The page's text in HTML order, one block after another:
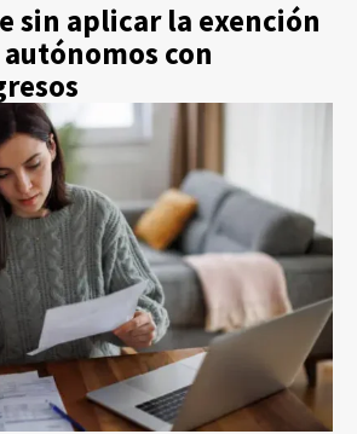
sin aplicar la exención
autónomos con